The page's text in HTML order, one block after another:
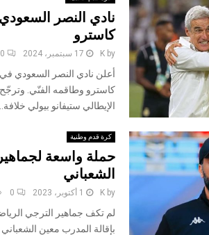
نادي النصر
كاسترو
by
K 17 سبتمبر، 2024 0
أعلن نادي النصر السعودي
كاسترو وطاقمه الفنّي.
الإيطالي ستيفانو بيولي خلافة...
كرة قدم وطنية
حملة واسعة
الشعباني
by
K 1 أكتوبر، 2023 0
لم تكف جماهير الترجي
بإقالة المدرب معين